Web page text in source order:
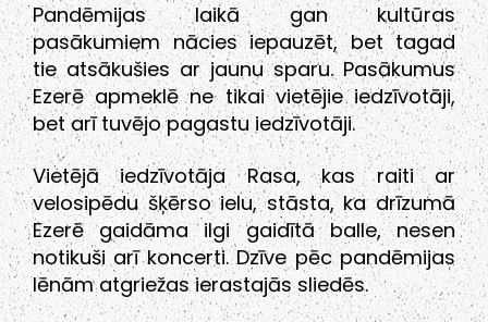
Pandēmijas laikā gan kultūras
pasākumiem nācies iepauzēt, bet tagad
tie atsākušies ar jaunu sparu. Pasākumus
Ezerē apmeklē ne tikai vietējie iedzīvotāji,
bet arī tuvējo pagastu iedzīvotāji.
Vietējā iedzīvotāja Rasa, kas raiti ar
velosipēdu šķērso ielu, stāsta, ka drīzumā
Ezerē gaidāma ilgi gaidītā balle, nesen
notikuši arī koncerti. Dzīve pēc pandēmijas
lēnām atgriežas ierastajās sliedēs.